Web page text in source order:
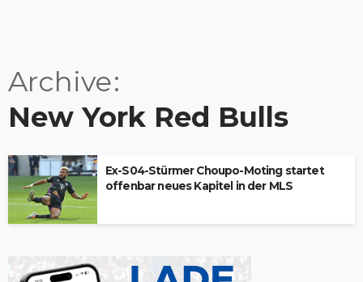
Archive
New York Red Bulls
Ex-S04-Stürmer Choupo-Moting startet
offenbar neues Kapitel in der MLS